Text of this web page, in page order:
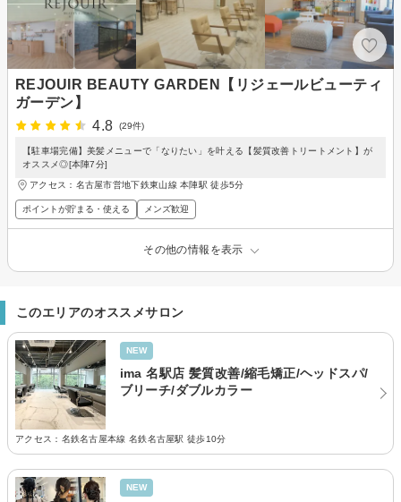
REJOUIR BEAUTY GARDEN【リジェールビューティ
ガーデン】
4.8
(29件)
【駐車場完備】美髪メニューで「なりたい」を叶える【髪質改善トリートメント】が
オススメ◎[本陣7分]
アクセス：名古屋市営地下鉄東山線 本陣駅 徒歩5分
ポイントが貯まる・使える メンズ歓迎
その他の情報を表示
このエリアのオススメサロン
NEW
ima 名駅店 髪質改善/縮毛矯正/ヘッドスパ/
ブリーチ/ダブルカラー
アクセス：名鉄名古屋本線 名鉄名古屋駅 徒歩10分
NEW